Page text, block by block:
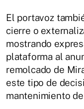
El portavoz
cierre o
mostrando
plataforma al
remolcado de
este tipo de
mantenimiento